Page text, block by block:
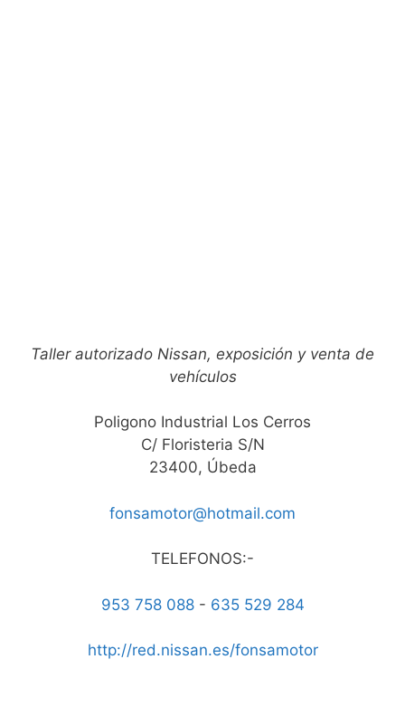
Taller autorizado Nissan, exposición y venta de
vehículos
Poligono Industrial Los Cerros
C/ Floristeria S/N
23400, Úbeda
fonsamotor@hotmail.com
TELEFONOS:-
953 758 088- 635 529 284
http://red.nissan.es/fonsamotor